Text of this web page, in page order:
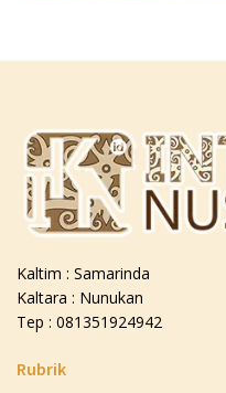
Kaltim : Samarinda
Kaltara : Nunukan
Tep : 081351924942
Rubrik